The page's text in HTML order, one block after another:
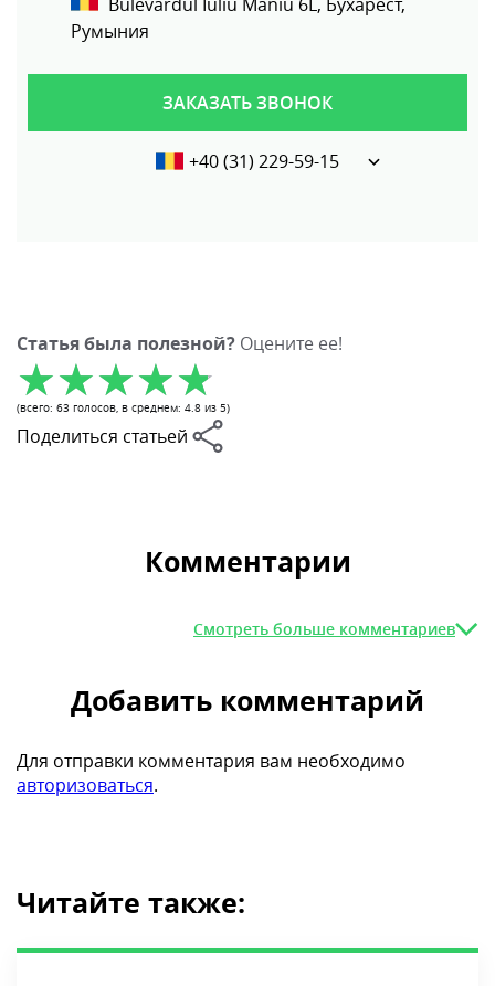
Румыния
ЗАКАЗАТЬ ЗВОНОК
+40 (31) 229-59-15
Статья была полезной? Оцените ее!
(всего: 63 голосов, в среднем: 4.8 из 5)
Поделиться статьей
Комментарии
Смотреть больше комментариев
Добавить комментарий
Для отправки комментария вам необходимо
авторизоваться.
Читайте также: